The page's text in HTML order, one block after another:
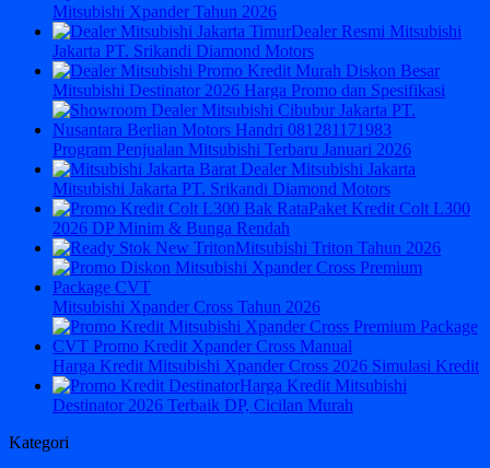
Mitsubishi Xpander Tahun 2026
Dealer Resmi Mitsubishi
Jakarta PT. Srikandi Diamond Motors
Mitsubishi Destinator 2026 Harga Promo dan Spesifikasi
Program Penjualan Mitsubishi Terbaru Januari 2026
Mitsubishi Jakarta PT. Srikandi Diamond Motors
Paket Kredit Colt L300
2026 DP Minim & Bunga Rendah
Mitsubishi Triton Tahun 2026
Mitsubishi Xpander Cross Tahun 2026
Harga Kredit Mitsubishi Xpander Cross 2026 Simulasi Kredit
Harga Kredit Mitsubishi
Destinator 2026 Terbaik DP, Cicilan Murah
Kategori